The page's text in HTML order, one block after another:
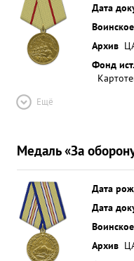
Дата
Архив
Фонд
Ещё
Медаль «За
Дата
Дата
Архив